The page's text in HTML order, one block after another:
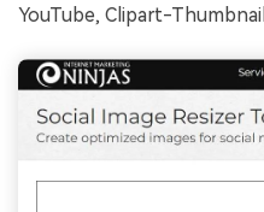
YouTube, Clipart-